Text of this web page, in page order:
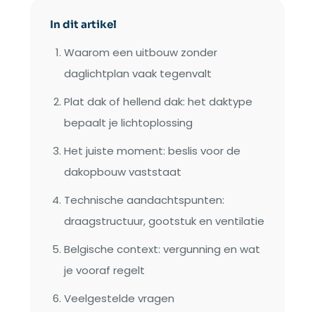
In dit artikel
Waarom een uitbouw zonder
daglichtplan vaak tegenvalt
Plat dak of hellend dak: het daktype
bepaalt je lichtoplossing
Het juiste moment: beslis voor de
dakopbouw vaststaat
Technische aandachtspunten:
draagstructuur, gootstuk en ventilatie
Belgische context: vergunning en wat
je vooraf regelt
Veelgestelde vragen